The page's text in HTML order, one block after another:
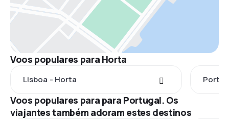
Voos populares para Horta
Lisboa - Horta Porto
Voos populares para para Portugal. Os
viajantes também adoram estes destinos